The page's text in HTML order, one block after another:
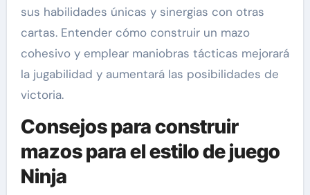
sus habilidades únicas y sinergias con otras
cartas. Entender cómo construir un mazo
cohesivo y emplear maniobras tácticas mejorará
la jugabilidad y aumentará las posibilidades de
victoria.
Consejos para construir
mazos para el estilo de juego
Ninja